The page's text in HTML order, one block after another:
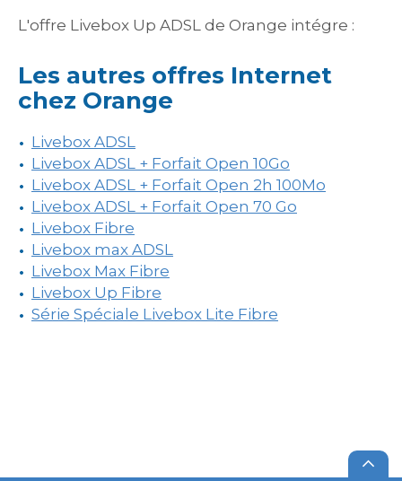
L'offre Livebox Up ADSL de Orange intégre :
Les autres offres Internet
chez Orange
Livebox ADSL
Livebox ADSL + Forfait Open 10Go
Livebox ADSL + Forfait Open 2h 100Mo
Livebox ADSL + Forfait Open 70 Go
Livebox Fibre
Livebox max ADSL
Livebox Max Fibre
Livebox Up Fibre
Série Spéciale Livebox Lite Fibre